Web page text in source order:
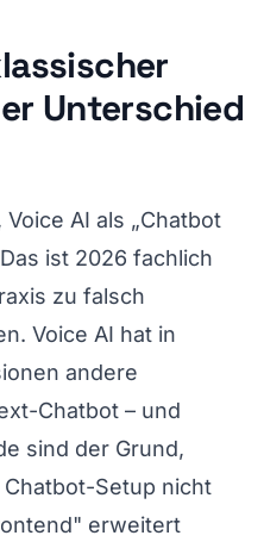
Unterschied
AI als „Chatbot
ist 2026 fachlich
zu falsch
Voice AI hat in
andere
Chatbot – und
sind der Grund,
Chatbot-Setup nicht
erweitert